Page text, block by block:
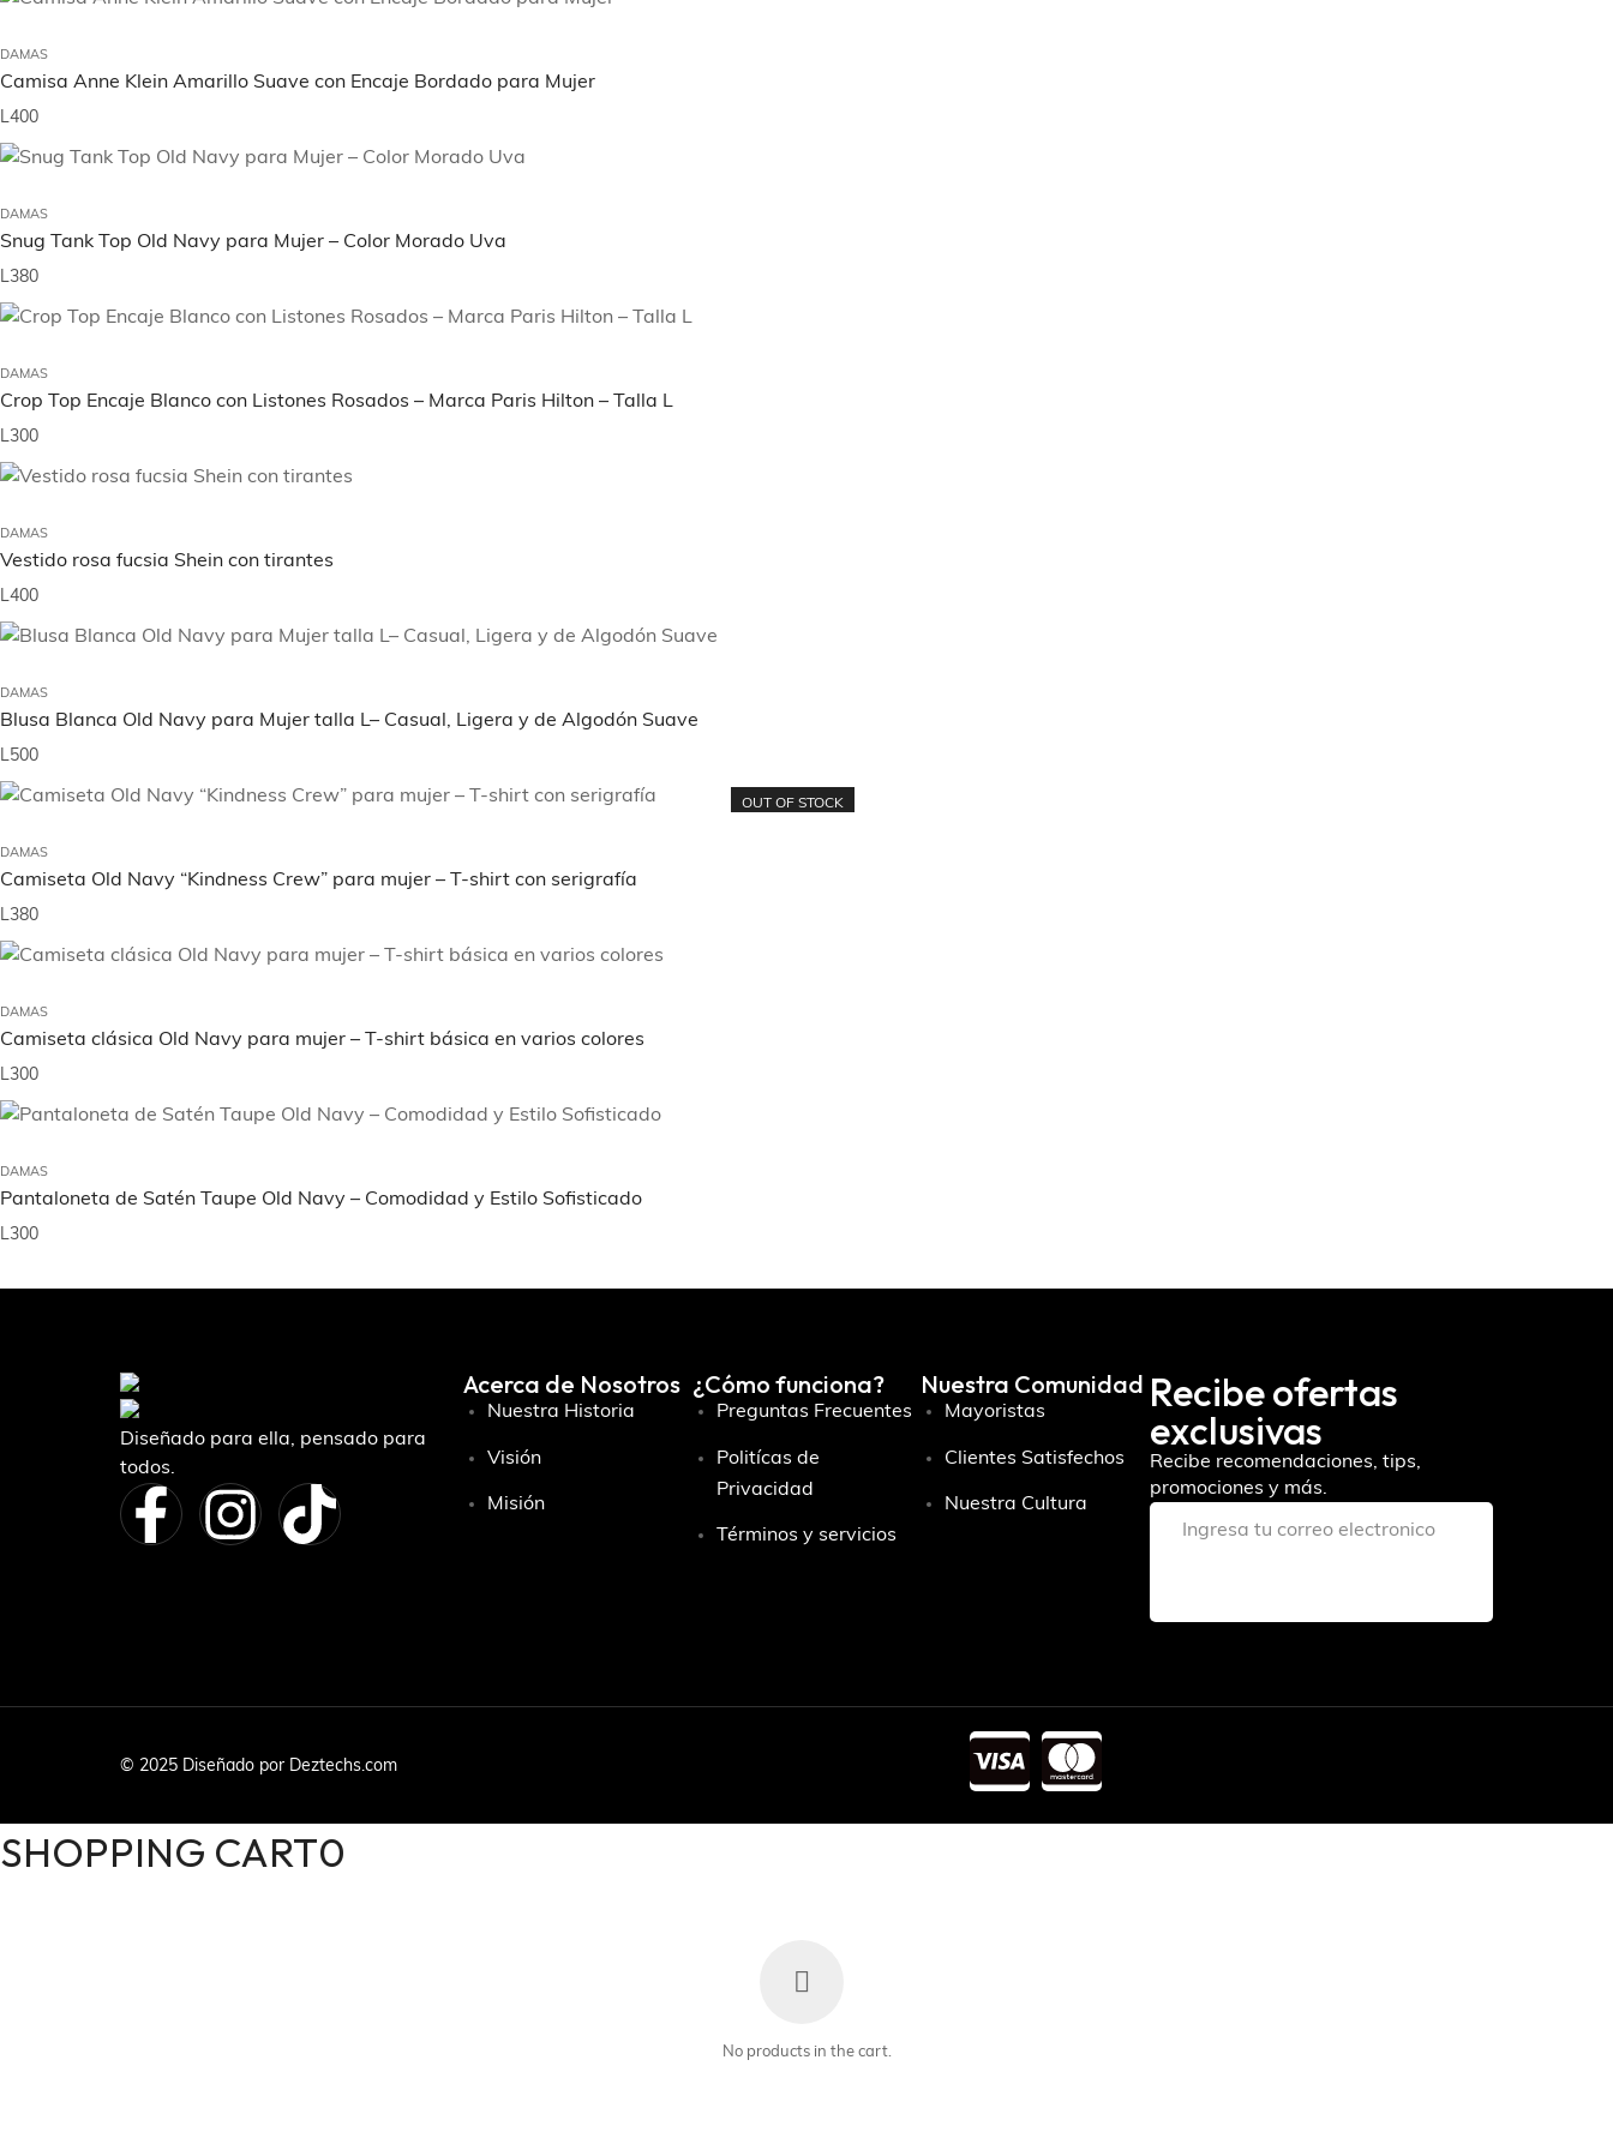
DAMAS
Camisa Anne Klein Amarillo Suave con Encaje Bordado para Mujer
L400
DAMAS
Snug Tank Top Old Navy para Mujer – Color Morado Uva
L380
DAMAS
Crop Top Encaje Blanco con Listones Rosados – Marca Paris Hilton – Talla L
L300
DAMAS
Vestido rosa fucsia Shein con tirantes
L400
DAMAS
Blusa Blanca Old Navy para Mujer talla L– Casual, Ligera y de Algodón Suave
L500
OUT OF STOCK
DAMAS
Camiseta Old Navy “Kindness Crew” para mujer – T-shirt con serigrafía
L380
DAMAS
Camiseta clásica Old Navy para mujer – T-shirt básica en varios colores
L300
DAMAS
Pantaloneta de Satén Taupe Old Navy – Comodidad y Estilo Sofisticado
L300
Diseñado para ella, pensado para
todos.
Acerca de Nosotros
Nuestra Historia
Visión
Misión
¿Cómo funciona?
Preguntas Frecuentes
Politícas de
Privacidad
Términos y servicios
Nuestra Comunidad
Mayoristas
Clientes Satisfechos
Nuestra Cultura
Recibe ofertas
exclusivas
Recibe recomendaciones, tips,
promociones y más.
© 2025 Diseñado por Deztechs.com
SHOPPING CART0
No products in the cart.